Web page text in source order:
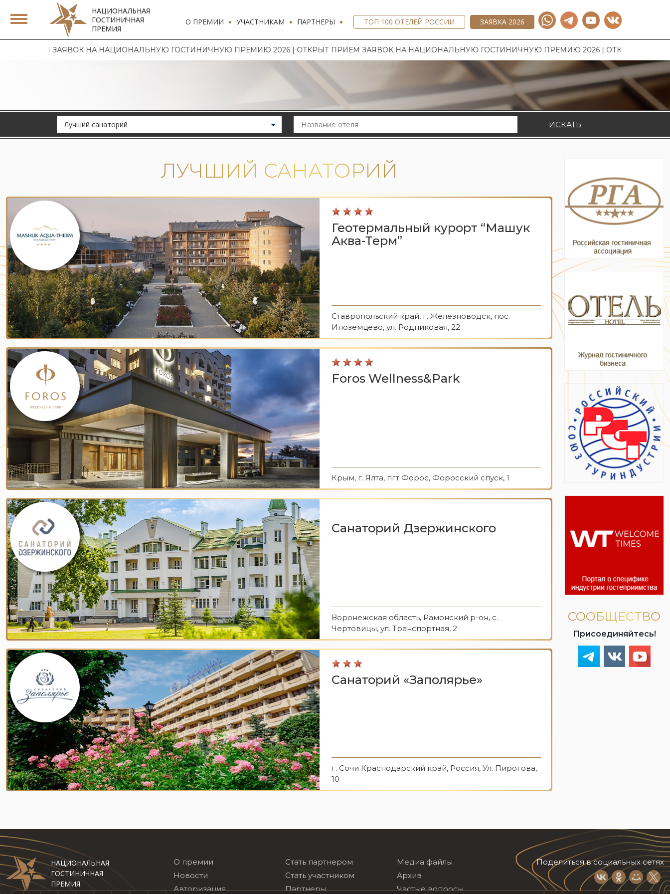
НАЦИОНАЛЬНАЯ
ГОСТИНИЧНАЯ
ПРЕМИЯ
О ПРЕМИИ УЧАСТНИКАМ ПАРТНЕРЫ ТОП 100 ОТЕЛЕЙ РОССИИ ЗАЯВКА 2026
ЗАЯВОК НА НАЦИОНАЛЬНУЮ ГОСТИНИЧНУЮ ПРЕМИЮ 2026 | ОТКРЫТ ПРИЕМ ЗАЯВОК НА НАЦИОНАЛЬНУЮ ГОСТИНИЧНУЮ ПРЕМИЮ 2026 | ОТКРЫТ ПРИЕМ
Лучший санаторий ИСКАТЬ
ЛУЧШИЙ САНАТОРИЙ
Геотермальный курорт “Машук
Аква-Терм”
Ставропольский край, г. Железноводск, пос.
Иноземцево, ул. Родниковая, 22
Foros Wellness&Park
Крым, г. Ялта, пгт Форос, Форосский спуск, 1
Санаторий Дзержинского
Воронежская область, Рамонский р-он, с.
Чертовицы, ул. Транспортная, 2
Санаторий «Заполярье»
г. Сочи Краснодарский край, Россия, Ул. Пирогова,
10
СООБЩЕСТВО
Присоединяйтесь!
НАЦИОНАЛЬНАЯ
ГОСТИНИЧНАЯ
ПРЕМИЯ
О премии
Новости
Авторизация
Стать партнером
Стать участником
Партнеры
Медиа файлы
Архив
Частые вопросы
Поделиться в социальных сетях